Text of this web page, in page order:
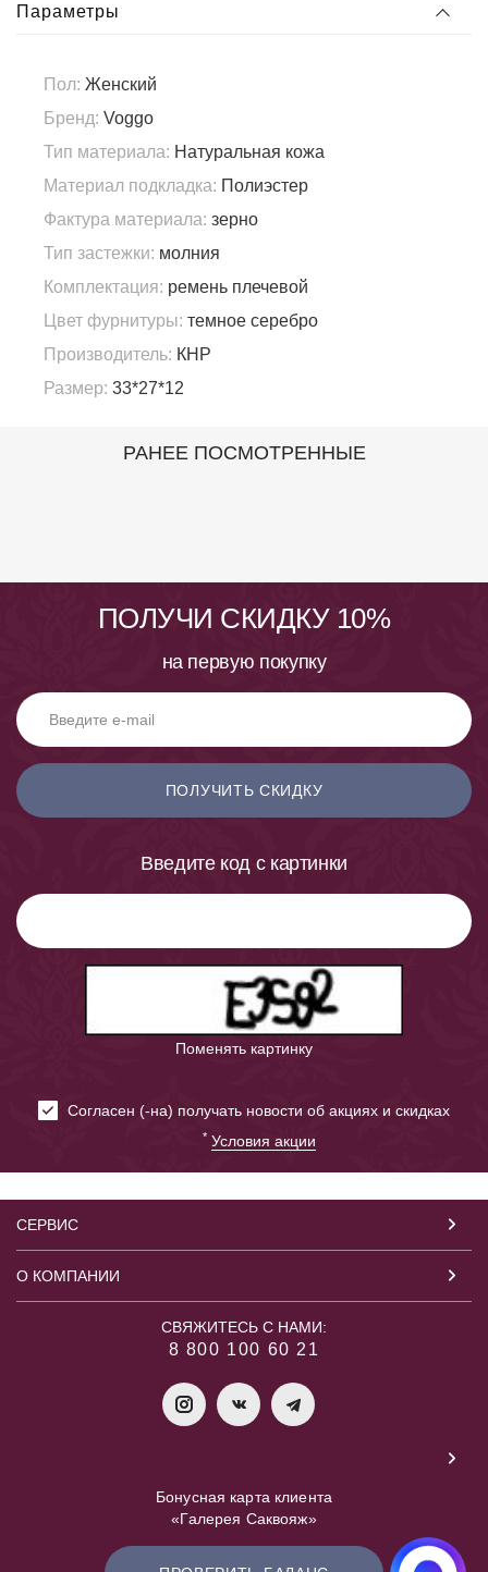
Параметры
Пол: Женский
Бренд: Voggo
Тип материала: Натуральная кожа
Материал подкладка: Полиэстер
Фактура материала: зерно
Тип застежки: молния
Комплектация: ремень плечевой
Цвет фурнитуры: темное серебро
Производитель: КНР
Размер: 33*27*12
РАНЕЕ ПОСМОТРЕННЫЕ
ПОЛУЧИ СКИДКУ 10%
на первую покупку
ПОЛУЧИТЬ СКИДКУ
Введите код с картинки
Поменять картинку
Cогласен (-на) получать новости об акциях и скидках
* Условия акции
СЕРВИС
О КОМПАНИИ
СВЯЖИТЕСЬ С НАМИ:
8 800 100 60 21
Бонусная карта клиента
«Галерея Саквояж»